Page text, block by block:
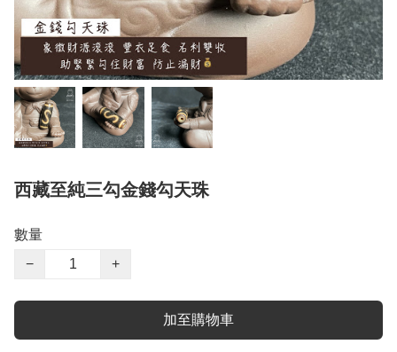
西藏至純三勾金錢勾天珠
數量
−
+
加至購物車